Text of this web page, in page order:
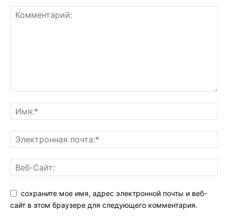
сохраните мое имя, адрес электронной почты и веб-
сайт в этом браузере для следующего комментария.